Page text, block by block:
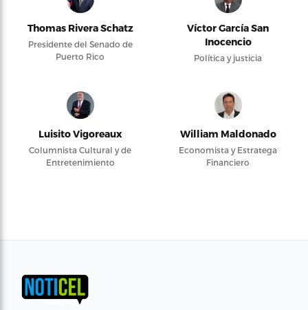
Thomas Rivera Schatz
Presidente del Senado de
Puerto Rico
Víctor García San
Inocencio
Política y justicia
Luisito Vigoreaux
Columnista Cultural y de
Entretenimiento
William Maldonado
Economista y Estratega
Financiero